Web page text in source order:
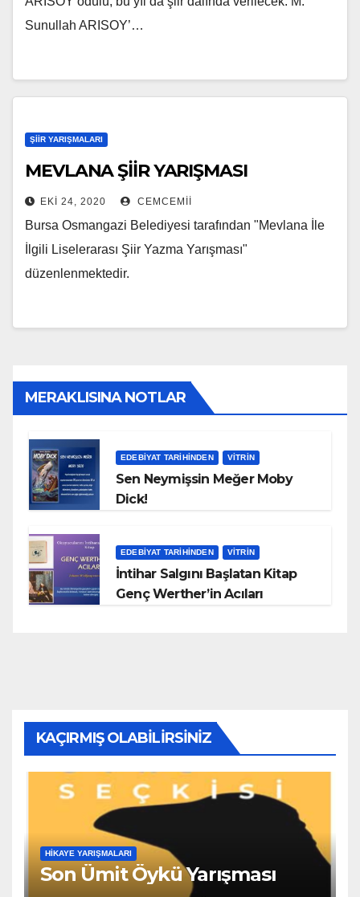
Sunullah ARISOY’…
ŞIIR YARIŞMALARI
MEVLANA ŞİİR YARIŞMASI
EKI 24, 2020 CEMCEMII
Bursa Osmangazi Belediyesi tarafından "Mevlana İle
İlgili Liselerarası Şiir Yazma Yarışması"
düzenlenmektedir.
MERAKLISINA NOTLAR
EDEBIYAT TARIHINDEN VITRIN
Sen Neymişsin Meğer Moby
Dick!
EDEBIYAT TARIHINDEN VITRIN
İntihar Salgını Başlatan Kitap
Genç Werther’in Acıları
KAÇIRMIŞ OLABILIRSINIZ
HIKAYE YARIŞMALARI
Son Ümit Öykü Yarışması